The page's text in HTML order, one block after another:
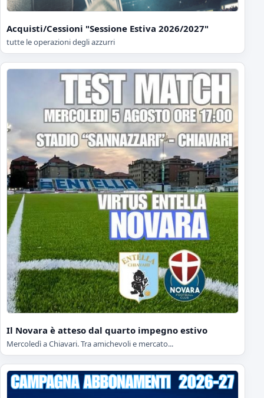
Acquisti/Cessioni "Sessione Estiva 2026/2027"
tutte le operazioni degli azzurri
Il Novara è atteso dal quarto impegno estivo
Mercoledì a Chiavari. Tra amichevoli e mercato...